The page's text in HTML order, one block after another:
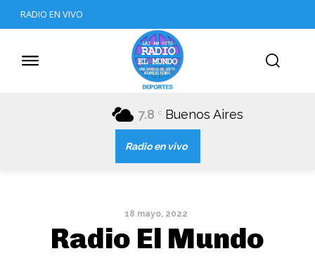
RADIO EN VIVO
7.8 C Buenos Aires
Radio en vivo
18 mayo, 2022
Radio El Mundo